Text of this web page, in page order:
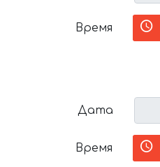
Время
Дата
Время